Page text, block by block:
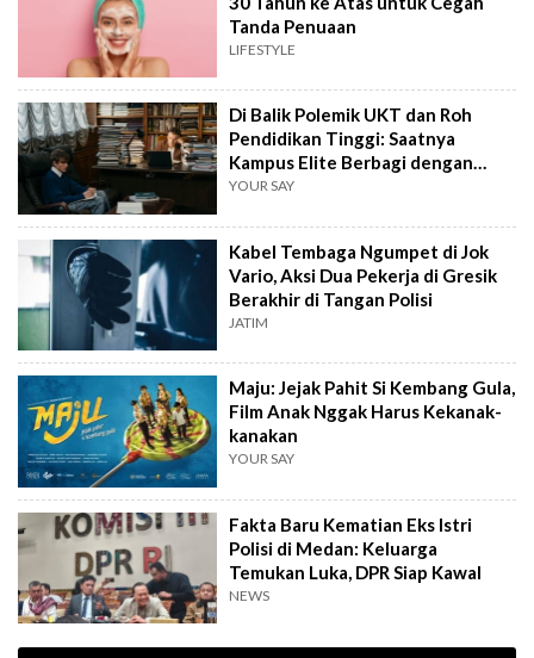
Tanda Penuaan
LIFESTYLE
Di Balik Polemik UKT dan Roh
Pendidikan Tinggi: Saatnya
Kampus Elite Berbagi dengan
Kampus Daerah
YOUR SAY
Kabel Tembaga Ngumpet di Jok
Vario, Aksi Dua Pekerja di Gresik
Berakhir di Tangan Polisi
JATIM
Maju: Jejak Pahit Si Kembang Gula,
Film Anak Nggak Harus Kekanak-
kanakan
YOUR SAY
Fakta Baru Kematian Eks Istri
Polisi di Medan: Keluarga
Temukan Luka, DPR Siap Kawal
NEWS